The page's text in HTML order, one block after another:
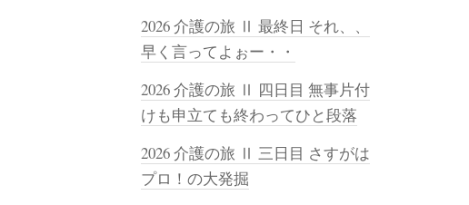
2026 介護の旅 Ⅱ 最終日 それ、、
早く言ってよぉー・・
2026 介護の旅 Ⅱ 四日目 無事片付
けも申立ても終わってひと段落
2026 介護の旅 Ⅱ 三日目 さすがは
プロ！の大発掘